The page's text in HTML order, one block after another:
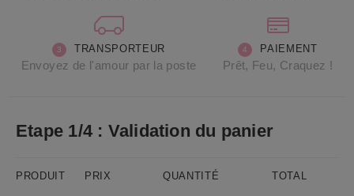
TRANSPORTEUR
Envoyez de l'amour par la poste
PAIEMENT
Prêt, Feu, Craquez !
Etape 1/4 : Validation du panier
PRODUIT PRIX QUANTITÉ TOTAL